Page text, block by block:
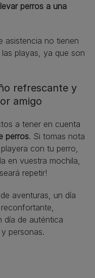
perros a una
asistencia no tienen
playas, ya que son
refrescante y
amigo
a tener en cuenta
perros. Si tomas nota
con tu perro,
en vuestra mochila,
repetir!
aventuras, un día
día de auténtica
personas.